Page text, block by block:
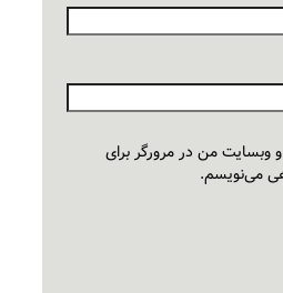
و وبسایت من در مرورگر برای
می‌نویسم.